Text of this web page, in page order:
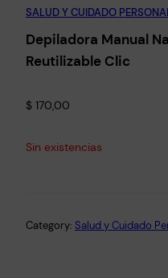
SALUD Y CUIDADO
Depiladora Manual
Reutilizable Clic
$ 170,00
Sin existencias
Category: Salud y Cuidado